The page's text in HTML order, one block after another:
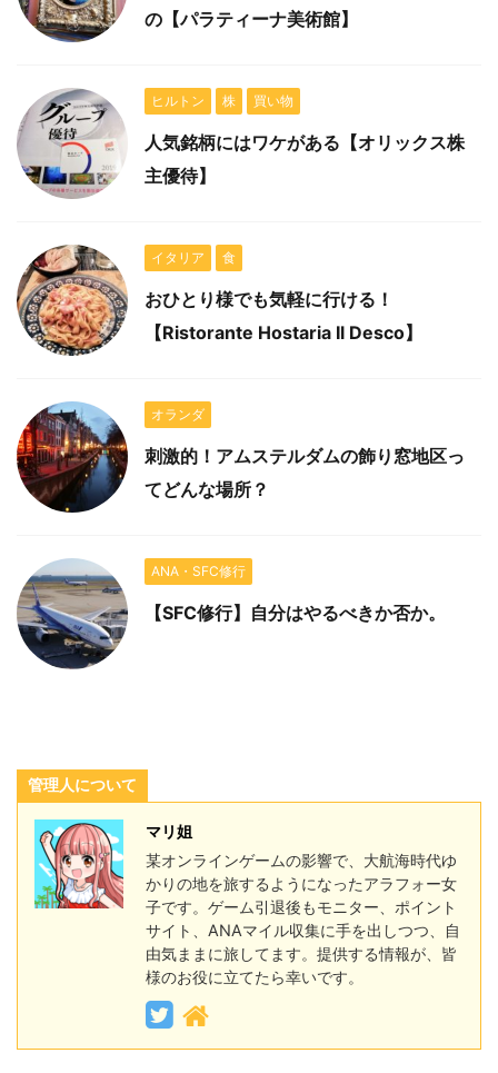
の【パラティーナ美術館】
ヒルトン 株 買い物
人気銘柄にはワケがある【オリックス株
主優待】
イタリア 食
おひとり様でも気軽に行ける！
【Ristorante Hostaria Il Desco】
オランダ
刺激的！アムステルダムの飾り窓地区っ
てどんな場所？
ANA・SFC修行
【SFC修行】自分はやるべきか否か。
管理人について
マリ姐
某オンラインゲームの影響で、大航海時代ゆ
かりの地を旅するようになったアラフォー女
子です。ゲーム引退後もモニター、ポイント
サイト、ANAマイル収集に手を出しつつ、自
由気ままに旅してます。提供する情報が、皆
様のお役に立てたら幸いです。